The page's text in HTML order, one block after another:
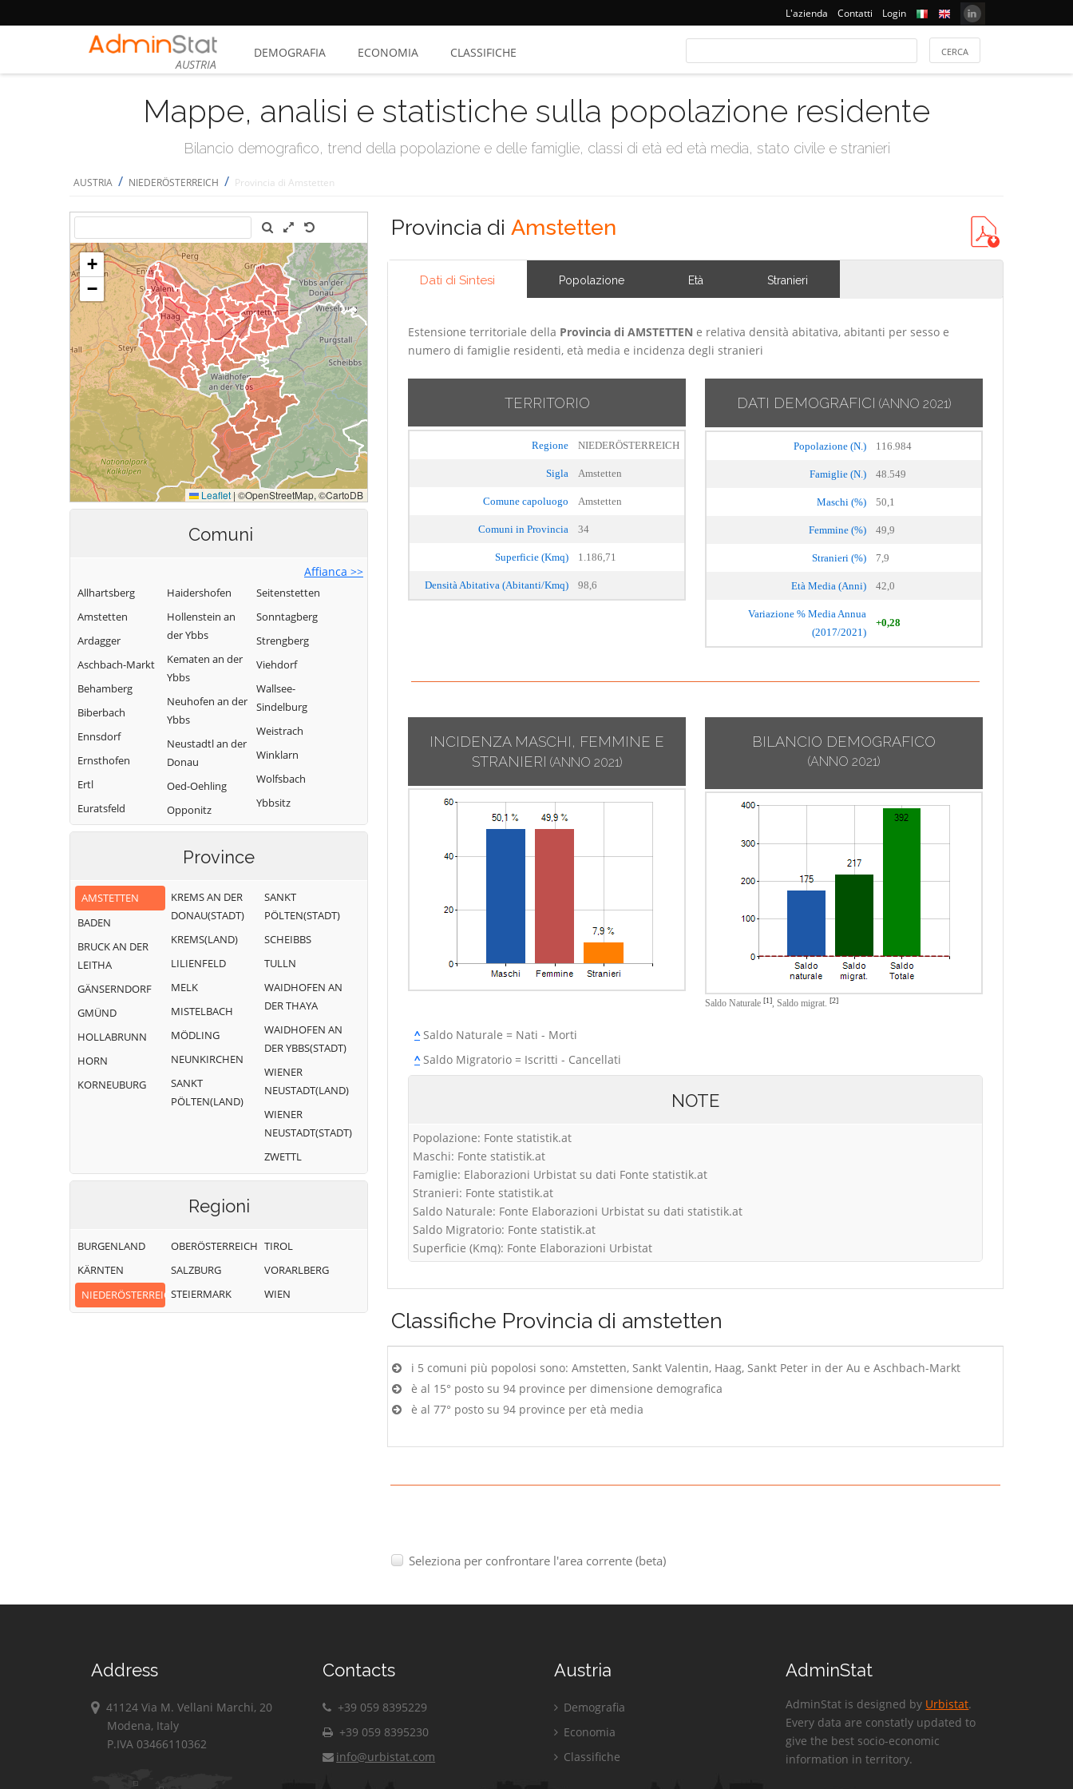
L'azienda Contatti Login
AUSTRIA
DEMOGRAFIA ECONOMIA CLASSIFICHE
Mappe, analisi e statistiche sulla popolazione residente
Bilancio demografico, trend della popolazione e delle famiglie, classi di età ed età media, stato civile e stranieri
AUSTRIA / NIEDERÖSTERREICH / Provincia di Amstetten
Comuni
Affianca >>
Allhartsberg
Amstetten
Ardagger
Aschbach-Markt
Behamberg
Biberbach
Ennsdorf
Ernsthofen
Ertl
Euratsfeld
Ferschnitz
Haidershofen
Hollenstein an
der Ybbs
Kematen an der
Ybbs
Neuhofen an der
Ybbs
Neustadtl an der
Donau
Oed-Oehling
Opponitz
Sankt Georgen
am Reith
am Ybbsfelde
Sankt Pantaleon-
Erla
Sankt Peter in
Seitenstetten
Sonntagberg
Strengberg
Viehdorf
Wallsee-
Sindelburg
Weistrach
Winklarn
Wolfsbach
Ybbsitz
Zeillern
Province
AMSTETTEN
BADEN
BRUCK AN DER
LEITHA
GÄNSERNDORF
GMÜND
HOLLABRUNN
HORN
KORNEUBURG
KREMS AN DER
DONAU(STADT)
KREMS(LAND)
LILIENFELD
MELK
MISTELBACH
MÖDLING
NEUNKIRCHEN
SANKT
PÖLTEN(LAND)
SANKT
PÖLTEN(STADT)
SCHEIBBS
TULLN
WAIDHOFEN AN
DER THAYA
WAIDHOFEN AN
DER YBBS(STADT)
WIENER
NEUSTADT(LAND)
WIENER
NEUSTADT(STADT)
ZWETTL
Regioni
BURGENLAND
KÄRNTEN
NIEDERÖSTERREICH
OBERÖSTERREICH
SALZBURG
STEIERMARK
TIROL
VORARLBERG
WIEN
Provincia di Amstetten
Dati di Sintesi Popolazione Età Stranieri
Estensione territoriale della Provincia di AMSTETTEN e relativa densità abitativa, abitanti per sesso e
numero di famiglie residenti, età media e incidenza degli stranieri
TERRITORIO
Regione NIEDERÖSTERREICH
Sigla Amstetten
Comune capoluogo Amstetten
Comuni in Provincia 34
Superficie (Kmq) 1.186,71
Densità Abitativa (Abitanti/Kmq) 98,6
DATI DEMOGRAFICI (ANNO 2021)
Popolazione (N.) 116.984
Famiglie (N.) 48.549
Maschi (%) 50,1
Femmine (%) 49,9
Stranieri (%) 7,9
Età Media (Anni) 42,0
Variazione % Media Annua
(2017/2021)
+0,28
INCIDENZA MASCHI, FEMMINE E
STRANIERI (ANNO 2021)
BILANCIO DEMOGRAFICO
(ANNO 2021)
Saldo Naturale [1], Saldo migrat. [2]
^Saldo Naturale = Nati - Morti
^Saldo Migratorio = Iscritti - Cancellati
NOTE
Popolazione: Fonte statistik.at
Maschi: Fonte statistik.at
Famiglie: Elaborazioni Urbistat su dati Fonte statistik.at
Stranieri: Fonte statistik.at
Saldo Naturale: Fonte Elaborazioni Urbistat su dati statistik.at
Saldo Migratorio: Fonte statistik.at
Superficie (Kmq): Fonte Elaborazioni Urbistat
Classifiche Provincia di amstetten
i 5 comuni più popolosi sono: Amstetten, Sankt Valentin, Haag, Sankt Peter in der Au e Aschbach-Markt
è al 15° posto su 94 province per dimensione demografica
è al 77° posto su 94 province per età media
Seleziona per confrontare l'area corrente (beta)
Address
41124 Via M. Vellani Marchi, 20
Modena, Italy
P.IVA 03466110362
Contacts
+39 059 8395229
+39 059 8395230
info@urbistat.com
Austria
Demografia
Economia
Classifiche
AdminStat
AdminStat is designed by Urbistat.
Every data are constatly updated to
give the best socio-economic
information in territory.